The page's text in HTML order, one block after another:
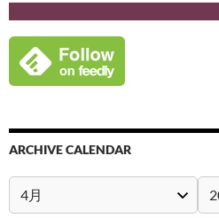
ARCHIVE CALENDAR